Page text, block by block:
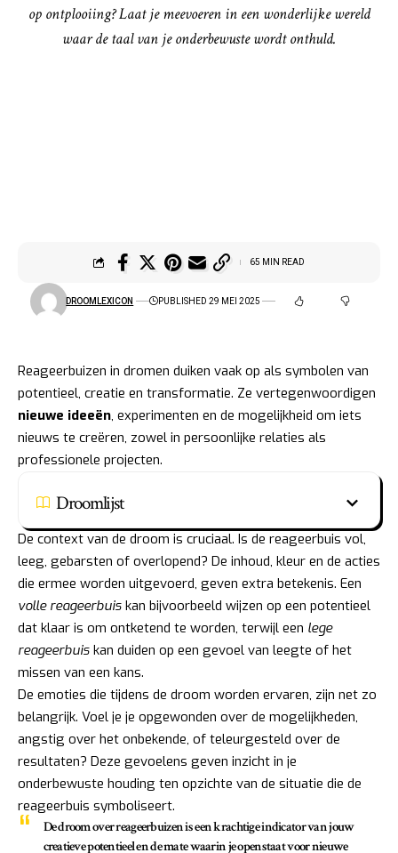
op ontplooiing? Laat je meevoeren in een wonderlijke wereld
waar de taal van je onderbewuste wordt onthuld.
DROOMLEXICON PUBLISHED 29 MEI 2025
65 MIN READ
Reageerbuizen in dromen duiken vaak op als symbolen van
potentieel, creatie en transformatie. Ze vertegenwoordigen
nieuwe ideeën, experimenten en de mogelijkheid om iets
nieuws te creëren, zowel in persoonlijke relaties als
professionele projecten.
Droomlijst
De context van de droom is cruciaal. Is de reageerbuis vol,
leeg, gebarsten of overlopend? De inhoud, kleur en de acties
die ermee worden uitgevoerd, geven extra betekenis. Een
volle reageerbuis kan bijvoorbeeld wijzen op een potentieel
dat klaar is om ontketend te worden, terwijl een lege
reageerbuis kan duiden op een gevoel van leegte of het
missen van een kans.
De emoties die tijdens de droom worden ervaren, zijn net zo
belangrijk. Voel je je opgewonden over de mogelijkheden,
angstig over het onbekende, of teleurgesteld over de
resultaten? Deze gevoelens geven inzicht in je
onderbewuste houding ten opzichte van de situatie die de
reageerbuis symboliseert.
De droom over reageerbuizen is een krachtige indicator van jouw
creatieve potentieel en de mate waarin je openstaat voor nieuwe